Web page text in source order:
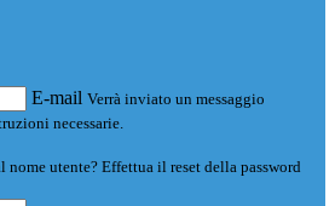
E-mail Verrà inviato un messaggio
necessarie.
nome utente? Effettua il reset della password